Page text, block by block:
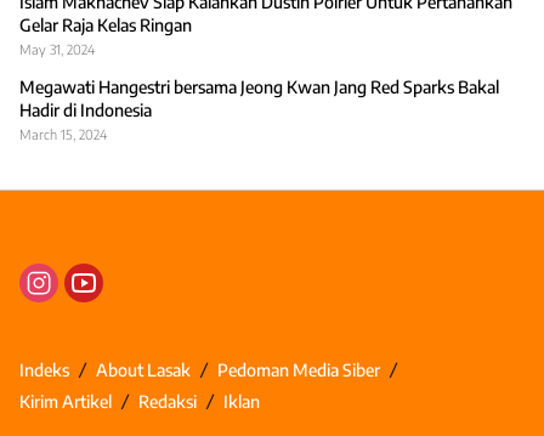
Gelar Raja Kelas Ringan
May 31, 2024
Megawati Hangestri bersama Jeong Kwan Jang Red Sparks Bakal
Hadir di Indonesia
March 15, 2024
Indeks About Lasak
Pedoman Media Siber
Kirim Artikel
Redaksi Iklan